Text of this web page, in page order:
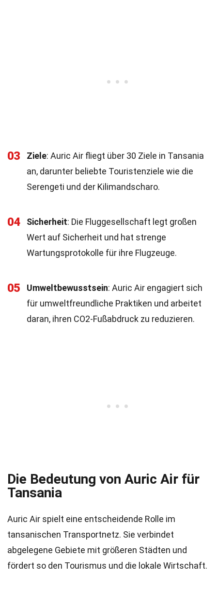
03 Ziele: Auric Air fliegt über 30 Ziele in Tansania
an, darunter beliebte Touristenziele wie die
Serengeti und der Kilimandscharo.
04 Sicherheit: Die Fluggesellschaft legt großen
Wert auf Sicherheit und hat strenge
Wartungsprotokolle für ihre Flugzeuge.
05 Umweltbewusstsein: Auric Air engagiert sich
für umweltfreundliche Praktiken und arbeitet
daran, ihren CO2-Fußabdruck zu reduzieren.
Die Bedeutung von Auric Air für
Tansania
Auric Air spielt eine entscheidende Rolle im
tansanischen Transportnetz. Sie verbindet
abgelegene Gebiete mit größeren Städten und
fördert so den Tourismus und die lokale Wirtschaft.